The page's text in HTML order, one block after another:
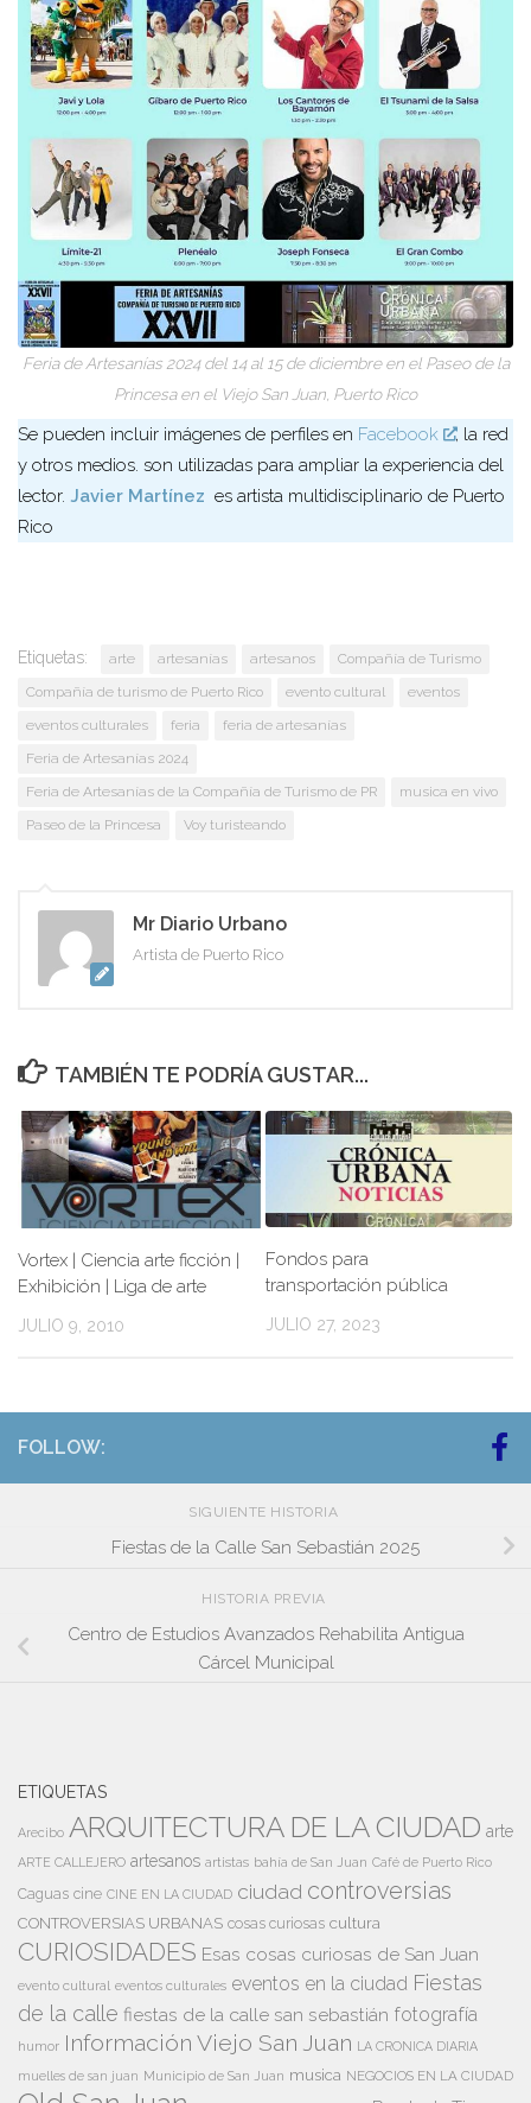
Feria de Artesanías 2024 del 14 al 15 de diciembre en el Paseo de la
Princesa en el Viejo San Juan, Puerto Rico
Se pueden incluir imágenes de perfiles en Facebook
, la red
y otros medios. son utilizadas para ampliar la experiencia del
lector. Javier Martínez es artista multidisciplinario de Puerto
Rico
Etiquetas: arte artesanías artesanos
Compañía de Turismo
Compañía de turismo de Puerto Rico
evento cultural
eventos
eventos culturales
feria
feria de artesanías
Feria de Artesanías 2024
Feria de Artesanías de la Compañía de Turismo de PR
musica en vivo
Paseo de la Princesa
Voy turisteando
Mr Diario Urbano
Artista de Puerto Rico
TAMBIÉN TE PODRÍA GUSTAR...
Vortex | Ciencia arte ficción |
Exhibición | Liga de arte
JULIO 9, 2010
Fondos para
transportación pública
JULIO 27, 2023
FOLLOW:
SIGUIENTE HISTORIA
Fiestas de la Calle San Sebastián 2025
HISTORIA PREVIA
Centro de Estudios Avanzados Rehabilita Antigua
Cárcel Municipal
ETIQUETAS
Arecibo ARQUITECTURA DE LA CIUDAD arte
ARTE CALLEJERO artesanos artistas bahía de San Juan Café de Puerto Rico
Caguas cine CINE EN LA CIUDAD ciudad controversias
CONTROVERSIAS URBANAS cosas curiosas cultura
CURIOSIDADES Esas cosas curiosas de San Juan
evento cultural eventos culturales eventos en la ciudad Fiestas
de la calle fiestas de la calle san sebastián fotografía
humor Información Viejo San Juan LA CRONICA DIARIA
muelles de san juan Municipio de San Juan musica NEGOCIOS EN LA CIUDAD